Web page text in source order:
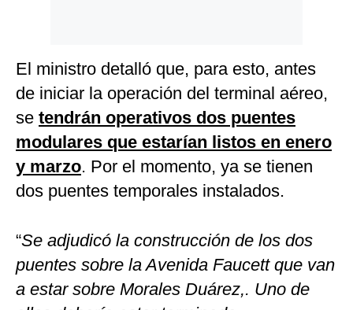
El ministro detalló que, para esto, antes
de iniciar la operación del terminal aéreo,
se tendrán operativos dos puentes
modulares que estarían listos en enero
y marzo. Por el momento, ya se tienen
dos puentes temporales instalados.
“Se adjudicó la construcción de los dos
puentes sobre la Avenida Faucett que van
a estar sobre Morales Duárez,. Uno de